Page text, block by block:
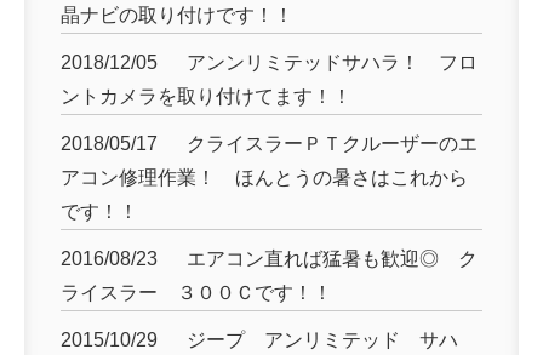
晶ナビの取り付けです！！
2018/12/05
アンンリミテッドサハラ！ フロ
ントカメラを取り付けてます！！
2018/05/17
クライスラーＰＴクルーザーのエ
アコン修理作業！ ほんとうの暑さはこれから
です！！
2016/08/23
エアコン直れば猛暑も歓迎◎ ク
ライスラー ３００Ｃです！！
2015/10/29
ジープ アンリミテッド サハ